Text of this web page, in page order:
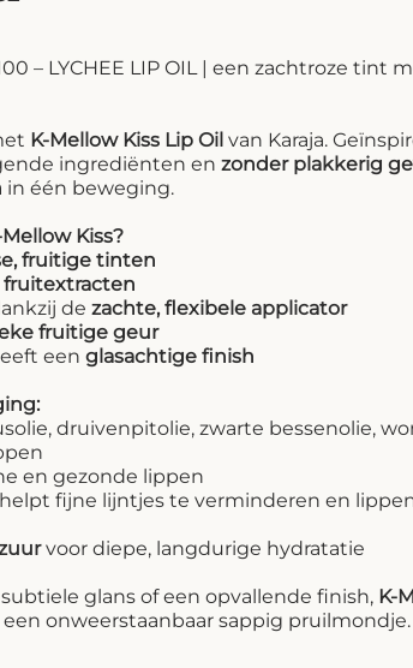
– LYCHEE LIP OIL | een zachtroze tint
K-Mellow Kiss Lip Oilvan Karaja.
ingrediënten en zonder plakkerig
in één beweging.
Kiss?
fruitige tinten
de zachte, flexibele applicator
fruitige geur
een glasachtige finish
druivenpitolie, zwarte bessenolie,
en gezonde lippen
fijne lijntjes te verminderen en
voor diepe, langdurige hydratatie
glans of een opvallende finish, K-
onweerstaanbaar sappig pruilmondje.